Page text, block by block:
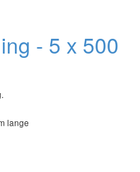
- 5 x 500
lange